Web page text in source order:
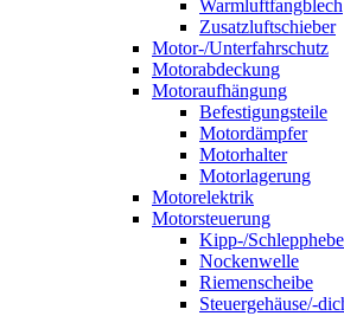
Warmluftfangblech
Zusatzluftschieber
Motor-/Unterfahrschutz
Motorabdeckung
Motoraufhängung
Befestigungsteile
Motordämpfer
Motorhalter
Motorlagerung
Motorelektrik
Motorsteuerung
Kipp-/
Nockenwelle
Riemenscheibe
Steuergehäuse/-